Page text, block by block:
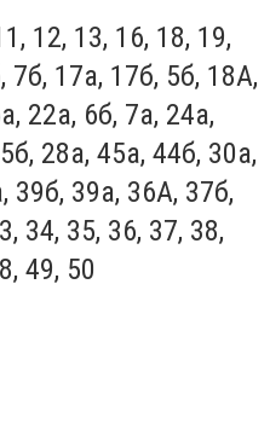
12, 13, 16, 18, 19,
7б, 17а, 17б, 5б, 18А,
22а, 6б, 7а, 24а,
28а, 45а, 44б, 30а,
39б, 39а, 36А, 37б,
34, 35, 36, 37, 38,
49, 50